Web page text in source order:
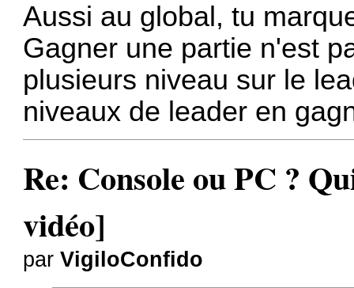
Aussi au global, tu
Gagner une partie n'est
plusieurs niveau sur le
niveaux de leader en
Re: Console ou PC ?
vidéo]
parVigiloConfido